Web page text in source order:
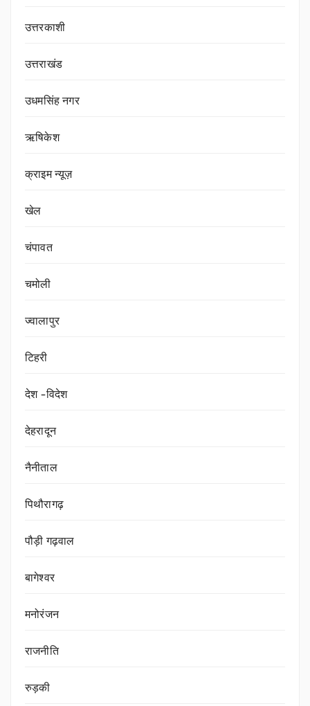
उत्तरकाशी
उत्तराखंड
उधमसिंह नगर
ऋषिकेश
क्राइम न्यूज़
खेल
चंपावत
चमोली
ज्वालापुर
टिहरी
देश -विदेश
देहरादून
नैनीताल
पिथौरागढ़
पौड़ी गढ़वाल
बागेश्वर
मनोरंजन
राजनीति
रुड़की